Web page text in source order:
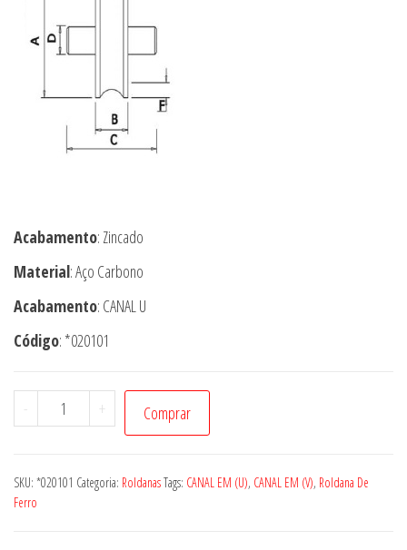
Acabamento: Zincado
Material: Aço Carbono
Acabamento: CANAL U
Código: *020101
-
020101
ROLDANA
ROLDANA
+ Comprar
SKU: *020101 Categoria: RoldanasTags: CANAL EM (U), CANAL EM (V), Roldana De
Ferro